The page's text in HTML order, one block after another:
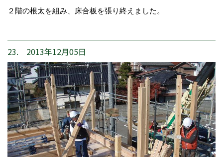
２階の根太を組み、床合板を張り終えました。
23. 2013年12月05日